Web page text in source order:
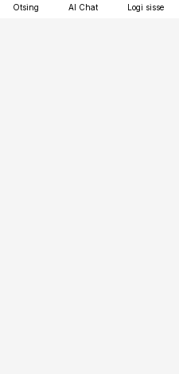
Otsing AI Chat Logi sisse